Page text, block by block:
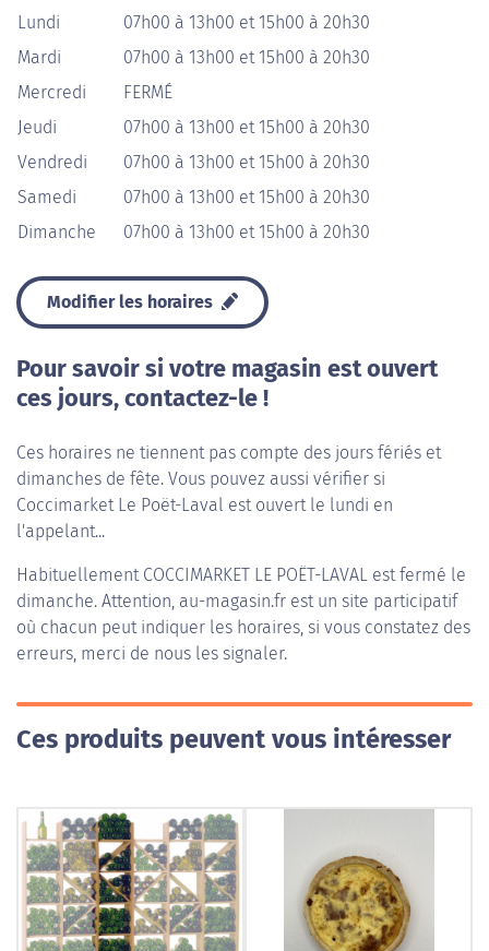
Lundi
07h00 à 13h00 et 15h00 à 20h30
Mardi
07h00 à 13h00 et 15h00 à 20h30
Mercredi
FERMÉ
Jeudi
07h00 à 13h00 et 15h00 à 20h30
Vendredi
07h00 à 13h00 et 15h00 à 20h30
Samedi
07h00 à 13h00 et 15h00 à 20h30
Dimanche
07h00 à 13h00 et 15h00 à 20h30
Modifier les horaires
Pour savoir si votre magasin est ouvert
ces jours, contactez-le !
Ces horaires ne tiennent pas compte des jours fériés et
dimanches de fête. Vous pouvez aussi vérifier si
Coccimarket Le Poët-Laval est ouvert le lundi en
l'appelant...
Habituellement COCCIMARKET LE POËT-LAVAL est fermé le
dimanche. Attention, au-magasin.fr est un site participatif
où chacun peut indiquer les horaires, si vous constatez des
erreurs, merci de nous les signaler.
Ces produits peuvent vous intéresser